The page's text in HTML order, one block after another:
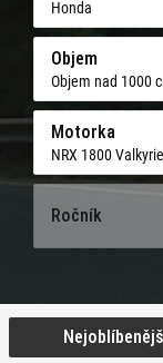
Honda
Objem
Objem nad 1000
Motorka
NRX 1800
Ročník